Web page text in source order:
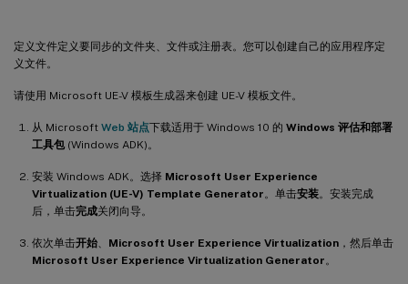
定义文件定义要同步的文件夹、文件或注册表。您可以创建自己的应用程序定
义文件。
请使用 Microsoft UE-V 模板生成器来创建 UE-V 模板文件。
从 Microsoft Web 站点下载适用于 Windows 10 的 Windows 评估和部署
工具包(Windows ADK)。
安装 Windows ADK。选择 Microsoft User Experience
Virtualization (UE-V) Template Generator 。单击安装。安装完成
后，单击完成关闭向导。
依次单击开始 Microsoft User Experience Virtualization ，然后单击
Microsoft User Experience Virtualization Generator 。